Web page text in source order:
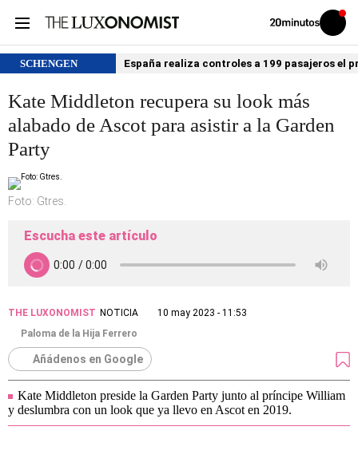
Volver
Iniciar
sesión
SCHENGEN España realiza controles a 199 pasajeros el
Kate Middleton recupera su look más
alabado de Ascot para asistir a la Garden
Party
Foto: Gtres.
Escucha este artículo
THE LUXONOMIST NOTICIA
10 may 2023 - 11:53
Paloma de la Hija Ferrero
Añádenos en Google
Kate Middleton preside la Garden Party junto al príncipe William
y deslumbra con un look que ya llevo en Ascot en 2019.